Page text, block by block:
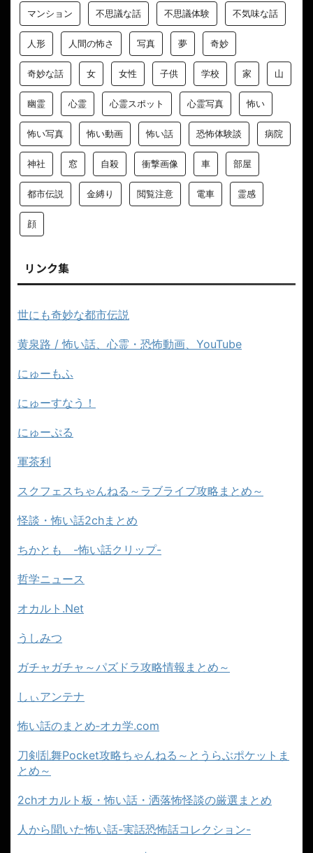
マンション 不思議な話 不思議体験 不気味な話
人形 人間の怖さ 写真 夢 奇妙
奇妙な話 女 女性 子供 学校 家 山
幽霊 心霊 心霊スポット 心霊写真 怖い
怖い写真 怖い動画 怖い話 恐怖体験談 病院
神社 窓 自殺 衝撃画像 車 部屋
都市伝説 金縛り 閲覧注意 電車 霊感
顔
リンク集
世にも奇妙な都市伝説
黄泉路 / 怖い話、心霊・恐怖動画、YouTube
にゅーもふ
にゅーすなう！
にゅーぷる
軍茶利
スクフェスちゃんねる～ラブライブ攻略まとめ～
怪談・怖い話2chまとめ
ちかとも -怖い話クリップ-
哲学ニュース
オカルト.Net
うしみつ
ガチャガチャ～パズドラ攻略情報まとめ～
しぃアンテナ
怖い話のまとめ‐オカ学.com
刀剣乱舞Pocket攻略ちゃんねる～とうらぶポケットま
とめ～
2chオカルト板・怖い話・洒落怖怪談の厳選まとめ
人から聞いた怖い話-実話恐怖話コレクション-